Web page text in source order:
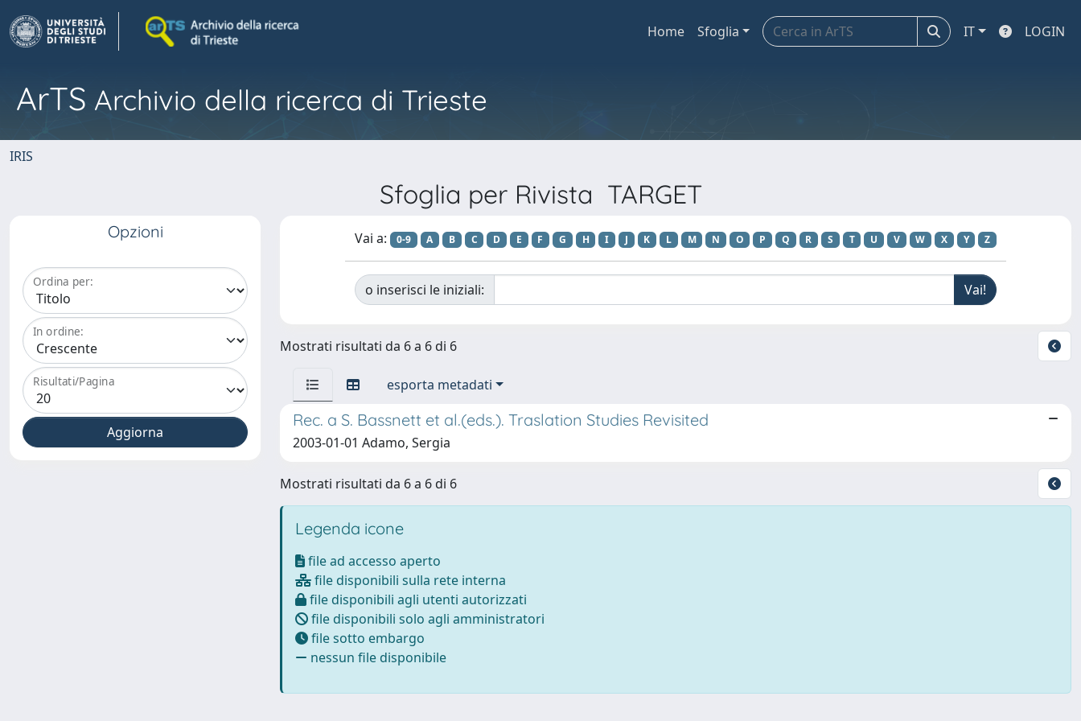
Home Sfoglia IT LOGIN
ArTS Archivio della ricerca di Trieste
IRIS
Sfoglia per Rivista TARGET
Opzioni
Ordina per:
In ordine:
Risultati/Pagina
Vai a: 0-9 A B C D E F G H I J K L M N O P Q R S T U V W X Y Z
o inserisci le iniziali:
Mostrati risultati da 6 a 6 di 6
esporta metadati
Rec. a S. Bassnett et al.(eds.). Traslation Studies Revisited
2003-01-01 Adamo, Sergia
Mostrati risultati da 6 a 6 di 6
Legenda icone
file ad accesso aperto
file disponibili sulla rete interna
file disponibili agli utenti autorizzati
file disponibili solo agli amministratori
file sotto embargo
nessun file disponibile